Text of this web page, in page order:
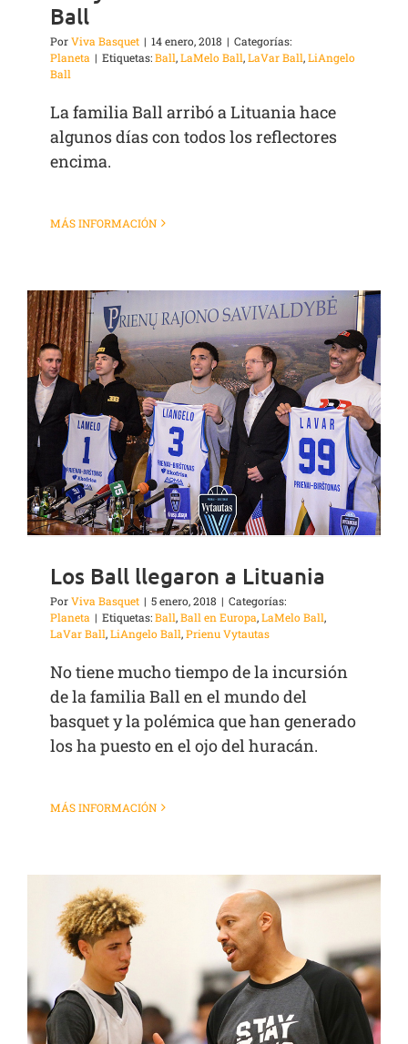
Ball
PorViva Basquet | 14 enero, 2018 | Categorías:
Planeta | Etiquetas:Ball,LaMelo Ball,LaVar Ball,LiAngelo
Ball
La familia Ball arribó a Lituania hace
algunos días con todos los reflectores
encima.
MÁS INFORMACIÓN
Los Ball llegaron a Lituania
PorViva Basquet | 5 enero, 2018 | Categorías:
Planeta | Etiquetas:Ball,Ball en Europa,LaMelo Ball,
LaVar Ball,LiAngelo Ball,Prienu Vytautas
No tiene mucho tiempo de la incursión
de la familia Ball en el mundo del
basquet y la polémica que han generado
los ha puesto en el ojo del huracán.
MÁS INFORMACIÓN